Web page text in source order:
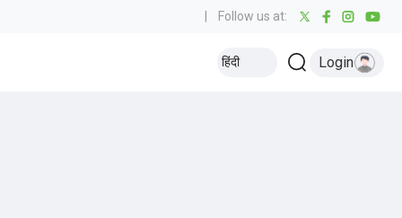
Follow us at:
हिंदी Login